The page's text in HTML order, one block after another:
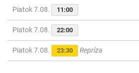
Piatok 7.08. 11:00
Piatok 7.08. 22:00
Piatok 7.08. 23:30 Repríza